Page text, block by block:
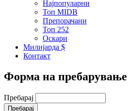
Најпопуларни
Топ MIDB
Препорачани
Топ 252
Оскари
Милијарда $
Контакт
Форма на пребарување
Пребарај